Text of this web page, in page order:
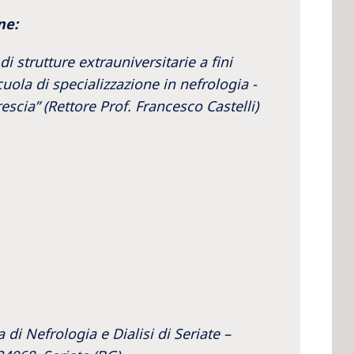
States of
strutture extrauniversitarie a fini
di specializzazione in nefrologia -
(Rettore Prof. Francesco Castelli)
di Nefrologia e Dialisi di Seriate –